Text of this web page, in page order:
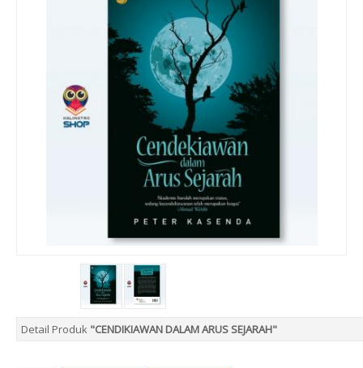
Detail Produk "CENDIKIAWAN DALAM ARUS SEJARAH"